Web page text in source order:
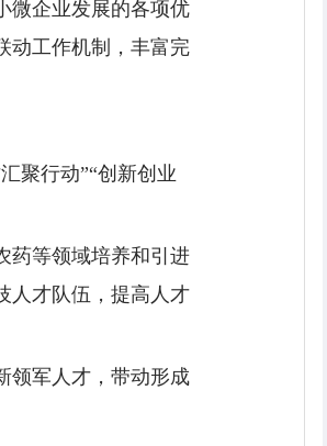
微企业发展的各项优
动工作机制，丰富完
聚行动”“创新创业
药等领域培养和引进
人才队伍，提高人才
领军人才，带动形成